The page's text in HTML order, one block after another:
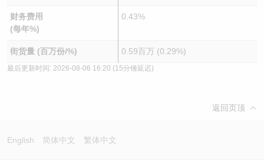
财务费用
(每年%)
0.43%
街货量 (百万份/%) 0.59百万 (0.29%)
最后更新时间: 2026-08-06 16:20 (15分锺延迟)
返回页顶
English 简体中文 繁体中文